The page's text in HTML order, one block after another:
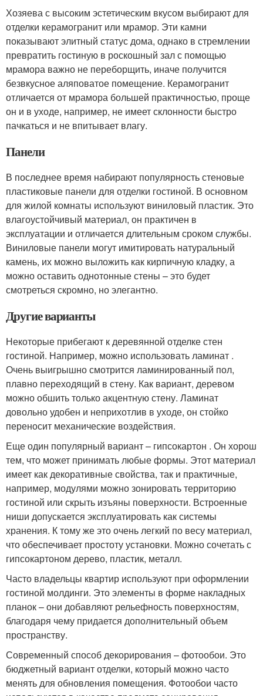
Хозяева с высоким эстетическим вкусом выбирают для
отделки керамогранит или мрамор. Эти камни
показывают элитный статус дома, однако в стремлении
превратить гостиную в роскошный зал с помощью
мрамора важно не переборщить, иначе получится
безвкусное аляповатое помещение. Керамогранит
отличается от мрамора большей практичностью, проще
он и в уходе, например, не имеет склонности быстро
пачкаться и не впитывает влагу.
Панели
В последнее время набирают популярность стеновые
пластиковые панели для отделки гостиной. В основном
для жилой комнаты используют виниловый пластик. Это
влагоустойчивый материал, он практичен в
эксплуатации и отличается длительным сроком службы.
Виниловые панели могут имитировать натуральный
камень, их можно выложить как кирпичную кладку, а
можно оставить однотонные стены – это будет
смотреться скромно, но элегантно.
Другие варианты
Некоторые прибегают к деревянной отделке стен
гостиной. Например, можно использовать ламинат .
Очень выигрышно смотрится ламинированный пол,
плавно переходящий в стену. Как вариант, деревом
можно обшить только акцентную стену. Ламинат
довольно удобен и неприхотлив в уходе, он стойко
переносит механические воздействия.
Еще один популярный вариант – гипсокартон . Он хорош
тем, что может принимать любые формы. Этот материал
имеет как декоративные свойства, так и практичные,
например, модулями можно зонировать территорию
гостиной или скрыть изъяны поверхности. Встроенные
ниши допускается эксплуатировать как системы
хранения. К тому же это очень легкий по весу материал,
что обеспечивает простоту установки. Можно сочетать с
гипсокартоном дерево, пластик, металл.
Часто владельцы квартир используют при оформлении
гостиной молдинги. Это элементы в форме накладных
планок – они добавляют рельефность поверхностям,
благодаря чему придается дополнительный объем
пространству.
Современный способ декорирования – фотообои. Это
бюджетный вариант отделки, который можно часто
менять для обновления помещения. Фотообои часто